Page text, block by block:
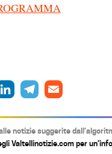
k
e
a
i
notizie suggerite
Valtellinotizie.comper